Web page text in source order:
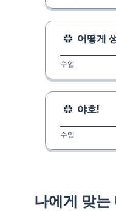
어떻게
수업
야호!
수업
나에게 맞는